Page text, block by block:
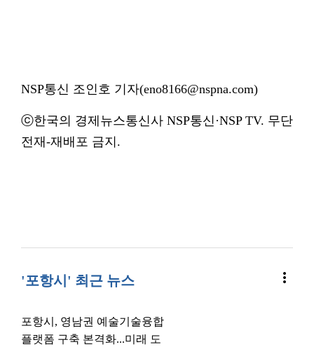
NSP통신 조인호 기자(eno8166@nspna.com)
ⓒ한국의 경제뉴스통신사 NSP통신·NSP TV. 무단
전재-재배포 금지.
'포항시' 최근 뉴스 more_vert
포항시, 영남권 예술기술융합
플랫폼 구축 본격화...미래 도